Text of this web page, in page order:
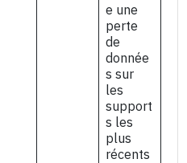
e une
perte
de
donnée
s sur
les
support
s les
plus
récents